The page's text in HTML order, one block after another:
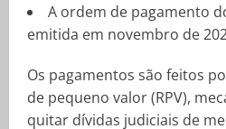
A ordem de pagamento
emitida em novembro de
Os pagamentos são feitos
de pequeno valor (RPV),
quitar dívidas judiciais de